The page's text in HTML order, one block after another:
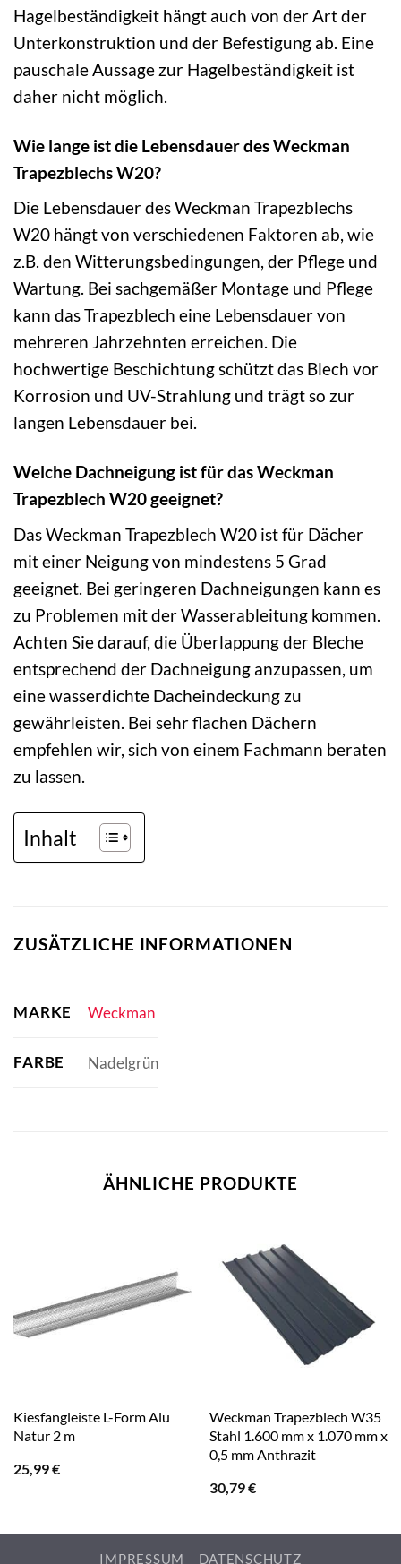
Hagelbeständigkeit hängt auch von der Art der
Unterkonstruktion und der Befestigung ab. Eine
pauschale Aussage zur Hagelbeständigkeit ist
daher nicht möglich.
Wie lange ist die Lebensdauer des Weckman
Trapezblechs W20?
Die Lebensdauer des Weckman Trapezblechs
W20 hängt von verschiedenen Faktoren ab, wie
z.B. den Witterungsbedingungen, der Pflege und
Wartung. Bei sachgemäßer Montage und Pflege
kann das Trapezblech eine Lebensdauer von
mehreren Jahrzehnten erreichen. Die
hochwertige Beschichtung schützt das Blech vor
Korrosion und UV-Strahlung und trägt so zur
langen Lebensdauer bei.
Welche Dachneigung ist für das Weckman
Trapezblech W20 geeignet?
Das Weckman Trapezblech W20 ist für Dächer
mit einer Neigung von mindestens 5 Grad
geeignet. Bei geringeren Dachneigungen kann es
zu Problemen mit der Wasserableitung kommen.
Achten Sie darauf, die Überlappung der Bleche
entsprechend der Dachneigung anzupassen, um
eine wasserdichte Dacheindeckung zu
gewährleisten. Bei sehr flachen Dächern
empfehlen wir, sich von einem Fachmann beraten
zu lassen.
Inhalt
ZUSÄTZLICHE INFORMATIONEN
MARKE Weckman
FARBE Nadelgrün
ÄHNLICHE PRODUKTE
Kiesfangleiste L-Form Alu
Natur 2 m
25,99€
Weckman Trapezblech W35
Stahl 1.600 mm x 1.070 mm x
0,5 mm Anthrazit
30,79€
IMPRESSUM DATENSCHUTZ